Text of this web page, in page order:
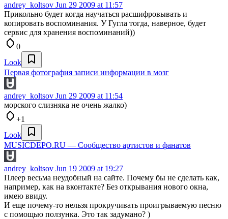
andrey_koltsov Jun 29 2009 at 11:57
Прикольно будет когда научаться расшифровывать и
копировать воспоминания. У Гугла тогда, наверное, будет
сервис для хранения воспоминаний))
0
Look
Первая фотография записи информации в мозг
andrey_koltsov Jun 29 2009 at 11:54
морского слизняка не очень жалко)
+1
Look
MUSICDEPO.RU — Сообщество артистов и фанатов
andrey_koltsov Jun 19 2009 at 19:27
Плеер весьма неудобный на сайте. Почему бы не сделать как,
например, как на вконтакте? Без открывания нового окна,
имею ввиду.
И еще почему-то нельзя прокручивать проигрываемую песню
с помощью ползунка. Это так задумано? )